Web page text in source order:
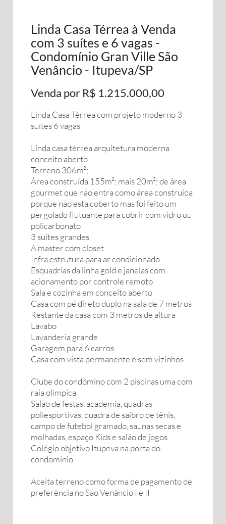
Linda Casa Térrea à Venda
com 3 suítes e 6 vagas -
Condomínio Gran Ville São
Venâncio - Itupeva/SP
Venda por R$ 1.215.000,00
Linda Casa Térrea com projeto moderno 3
suítes 6 vagas
Linda casa térrea arquitetura moderna
conceito aberto
Terreno 306m²;
Área construída 155m²; mais 20m²; de área
gourmet que não entra como área construída
porque não esta coberto mas foi feito um
pergolado flutuante para cobrir com vidro ou
policarbonato
3 suítes grandes
A master com closet
Infra estrutura para ar condicionado
Esquadrias da linha gold e janelas com
acionamento por controle remoto
Sala e cozinha em conceito aberto
Casa com pé direto duplo na sala de 7 metros
Restante da casa com 3 metros de altura
Lavabo
Lavanderia grande
Garagem para 6 carros
Casa com vista permanente e sem vizinhos
Clube do condômino com 2 piscinas uma com
raia olímpica
Salão de festas, academia, quadras
poliesportivas, quadra de saibro de tênis,
campo de futebol gramado, saunas secas e
molhadas, espaço Kids e salão de jogos
Colégio objetivo Itupeva na porta do
condomínio
Aceita terreno como forma de pagamento de
preferência no São Venâncio I e II